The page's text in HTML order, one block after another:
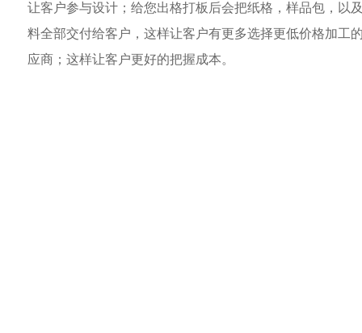
让客户参与设计；给您出格打板后会把纸格，样品包，以
料全部交付给客户，这样让客户有更多选择更低价格加工
应商；这样让客户更好的把握成本。